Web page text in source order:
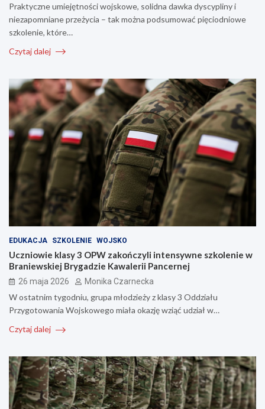
Praktyczne umiejętności wojskowe, solidna dawka dyscypliny i
niezapomniane przeżycia – tak można podsumować pięciodniowe
szkolenie, które…
Czytaj dalej
EDUKACJA SZKOLENIE WOJSKO
Uczniowie klasy 3 OPW zakończyli intensywne szkolenie w
Braniewskiej Brygadzie Kawalerii Pancernej
26 maja 2026 Monika Czarnecka
W ostatnim tygodniu, grupa młodzieży z klasy 3 Oddziału
Przygotowania Wojskowego miała okazję wziąć udział w…
Czytaj dalej